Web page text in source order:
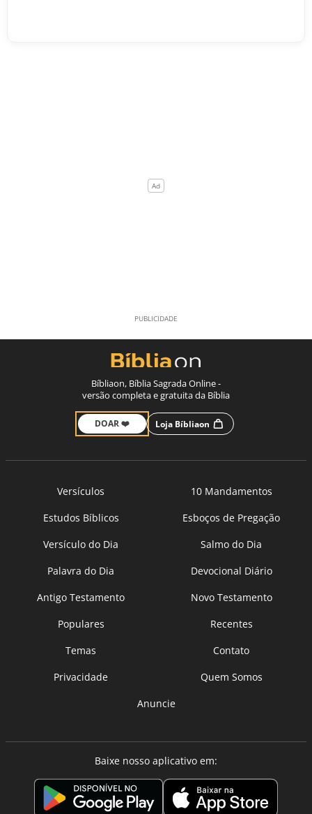
Bíbliaon, Bíblia Sagrada Online -
versão completa e gratuita da Bíblia
DOAR ❤️ Loja Bíbliaon
Versículos
10 Mandamentos
Estudos Bíblicos
Esboços de Pregação
Versículo do Dia
Salmo do Dia
Palavra do Dia
Devocional Diário
Antigo Testamento
Novo Testamento
Populares
Recentes
Temas
Contato
Privacidade
Quem Somos
Anuncie
Baixe nosso aplicativo em: